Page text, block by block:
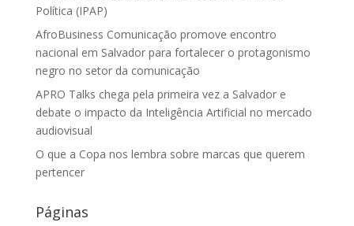
Política (IPAP)
AfroBusiness Comunicação promove encontro
nacional em Salvador para fortalecer o protagonismo
negro no setor da comunicação
APRO Talks chega pela primeira vez a Salvador e
debate o impacto da Inteligência Artificial no mercado
audiovisual
O que a Copa nos lembra sobre marcas que querem
pertencer
Páginas